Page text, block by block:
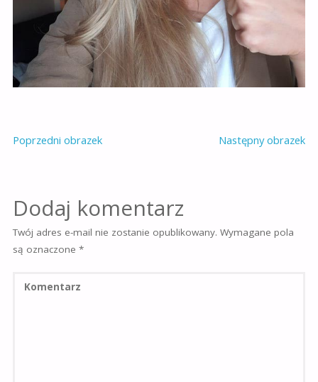
Poprzedni obrazek Następny obrazek
Dodaj komentarz
Twój adres e-mail nie zostanie opublikowany. Wymagane pola
są oznaczone *